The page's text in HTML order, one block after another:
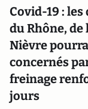
Covid-19 :
du Rhône, de
Nièvre
concernés
freinage
jours